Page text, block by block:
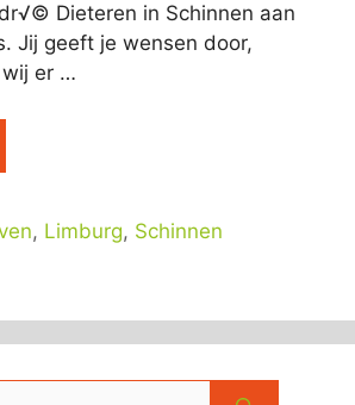
Dieteren in Schinnen aan
Jij geeft je wensen door,
wij er …
, Limburg, Schinnen